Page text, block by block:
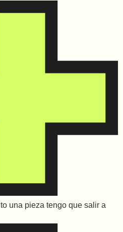
una pieza tengo que salir a